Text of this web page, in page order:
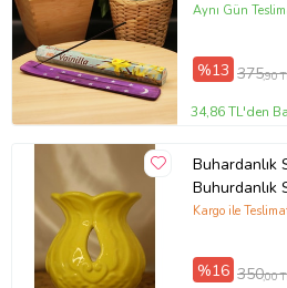
Aynı Gün
%13 375,90
34,86 TL'den
Buhardanlık
Buhurdanlık
Kargo ile
%16 350,00